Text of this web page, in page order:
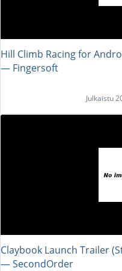
Hill Climb Racing for
― Fingersoft
Julkaistu
Claybook Launch Trailer
― SecondOrder